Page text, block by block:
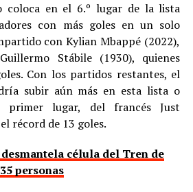
coloca en el 6.º lugar de la lista
con más goles en un solo
con Kylian Mbappé (2022),
Stábile (1930), quienes
Con los partidos restantes, el
subir aún más en esta lista o
primer lugar, del francés Just
récord de 13 goles.
célula del Tren de
personas